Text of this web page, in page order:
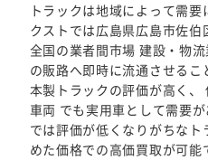
トラックは地域によって需
クストでは広島県広島市佐伯
全国の業者間市場 建設・物
の販路へ即時に流通させる
本製トラックの評価が高く、
車両 でも実用車として需要
では評価が低くなりがちな
めた価格での高価買取が可能